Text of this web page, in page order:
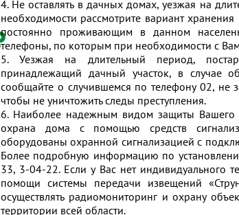
4. Не оставлять в дачных домах, уезжая на
необходимости рассмотрите вариант
постоянно проживающим в данном
телефоны, по которым при необходимости с
5. Уезжая на длительный период,
принадлежащий дачный участок, в случае
сообщайте о случившемся по телефону 02, не
чтобы не уничтожить следы преступления.
6. Наиболее надежным видом защиты Вашего
охрана дома с помощью средств
оборудованы охранной сигнализацией с
Более подробную информацию по
33, 3-04-22. Если у Вас нет индивидуального
помощи системы передачи извещений
осуществлять радиомониторинг и охрану
территории всей области.